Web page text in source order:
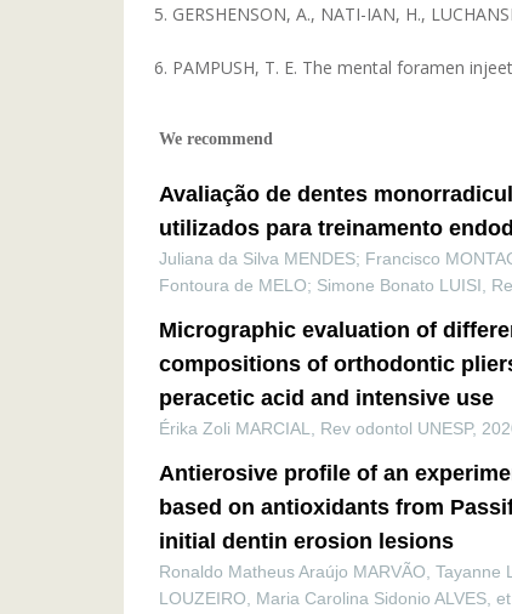
5. GERSHENSON, A., NATI-IAN, H.,
6. PAMPUSH, T. E. The mental foramen
We recommend
Avaliação de dentes
utilizados para treinamento
Juliana da Silva MENDES; Francisco
Fontoura de MELO; Simone Bonato LUISI
Micrographic evaluation of
compositions of orthodontic
peracetic acid and intensive use
Érika Zoli MARCIAL Rev odontol UNESP,
Antierosive profile of an
based on antioxidants from
initial dentin erosion lesions
Ronaldo Matheus Araújo MARVÃO, Tayanne
LOUZEIRO, Maria Carolina Sidonio ALVES, et